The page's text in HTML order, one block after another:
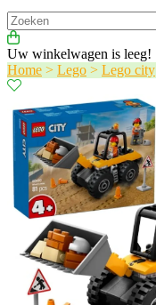
Uw winkelwagen is leeg!
Home > Lego > Lego city